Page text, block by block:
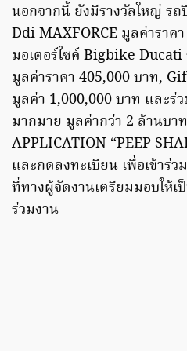
นอกจากนี้ ยังมีรางวัลใหญ่ ร
Ddi MAXFORCE มูลค่าราค
มอเตอร์ไซค์ Bigbike
มูลค่าราคา 405,000 บาท,
มูลค่า 1,000,000 บาท และร่
มากมาย มูลค่ากว่า 2 ล้านบา
APPLICATION “PEEP
และกดลงทะเบียน เพื่อเข้าร่
ที่ทางผู้จัดงานเตรียมมอบให้เ
ร่วมงาน